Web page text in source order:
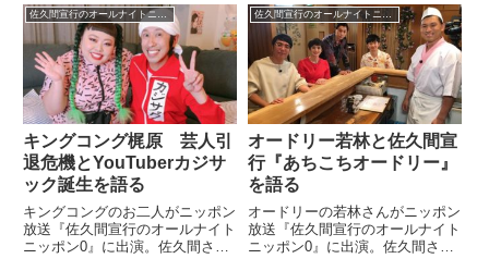
ン』の企画「アンガールズ田中の
勝手にお悩み先生」について話し
ていました。
え、武道館の先輩である星野さん
にライブについて教えを請う中
で、本番までのリハーサルのスケ
ジューリングについて、質問して
いました。
キングコング梶原 芸人引
退危機とYouTuberカジサ
ック誕生を語る
キングコングのお二人がニッポン
放送『佐久間宣行のオールナイト
ニッポン0』に出演。佐久間さん
オードリー若林と佐久間宣
行『あちこちオードリー』
を語る
オードリーの若林さんがニッポン
放送『佐久間宣行のオールナイト
ニッポン0』に出演。佐久間さん